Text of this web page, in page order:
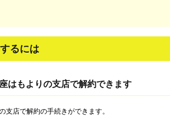
るには
はもよりの支店で解約できます
支店で解約の手続きができます。